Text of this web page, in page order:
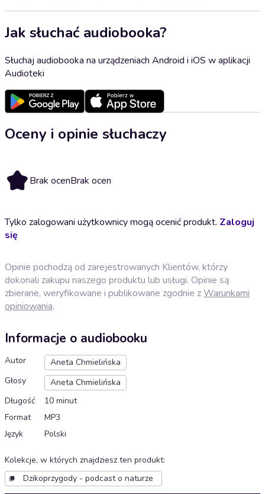
Jak słuchać audiobooka?
Słuchaj audiobooka na urządzeniach Android i iOS w aplikacji
Audioteki
Oceny i opinie słuchaczy
Brak ocenBrak ocen
Tylko zalogowani użytkownicy mogą ocenić produkt. Zaloguj
się
Opinie pochodzą od zarejestrowanych Klientów, którzy
dokonali zakupu naszego produktu lub usługi. Opinie są
zbierane, weryfikowane i publikowane zgodnie zWarunkami
opiniowania.
Informacje o audiobooku
Autor
Aneta Chmielińska
Głosy
Aneta Chmielińska
Długość
10 minut
Format
MP3
Język
Polski
Kolekcje, w których znajdziesz ten produkt:
Dzikoprzygody - podcast o naturze